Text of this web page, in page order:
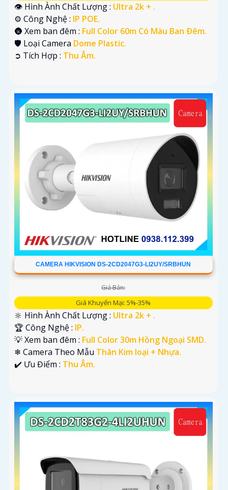
👁 Hình Ành Chất Lượng : Ultra 2k + .
⚙ Công Nghệ : IP POE.
🌚 Xem ban đêm : Full Color 60m Có Màu Ban Ðêm.
🛡 Loại Camera Dome Plastic.
️➲ Tích Hợp : Thu Âm.
CAMERA HIKVISION DS-2CD2047G3-LI2UY/SRBHUN
Giá Bán:
Giá Khuyến Mại: 5%-35%
🔆 Hình Ành Chất Lượng : Ultra 2k + .
🏆 Công Nghệ : IP.
💡 Xem ban đêm : Full Color 30m Hồng Ngoại SMD.
❄ Camera Theo Mẫu Thân Kim loại + Nhựa.
️✔️ Ưu Điểm : Thu Âm.